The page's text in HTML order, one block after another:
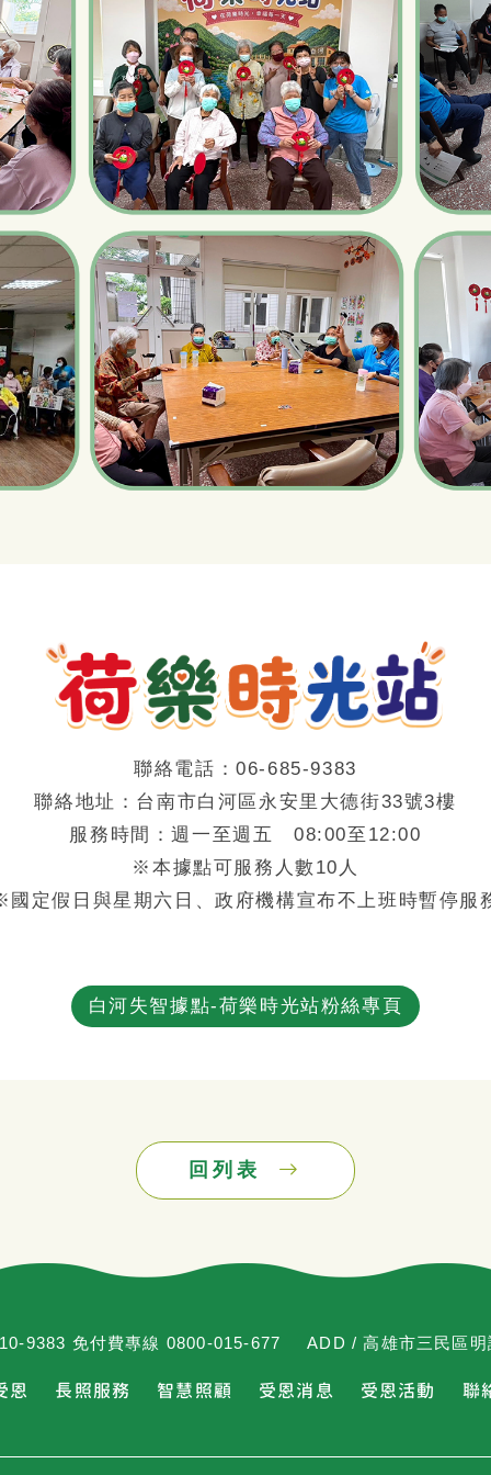
聯絡電話：06-685-9383
聯絡地址：台南市白河區永安里大德街33號3樓
服務時間：週一至週五 08:00至12:00
※本據點可服務人數10人
定假日與星期六日、政府機構宣布不上班時暫停服
白河失智據點-荷樂時光站粉絲專頁
回列表
9383 免付費專線 0800-015-677 ADD / 高雄市三民區
恩 長照服務 智慧照顧 受恩消息 受恩活動 聯